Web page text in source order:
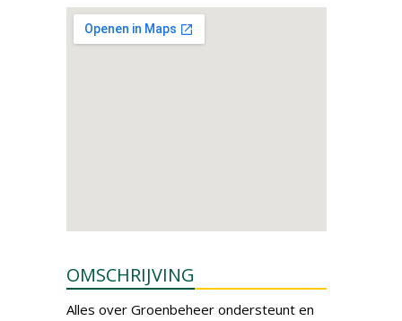
OMSCHRIJVING
Alles over Groenbeheer ondersteunt en